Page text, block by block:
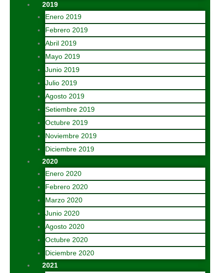
2019
Enero 2019
Febrero 2019
Abril 2019
Mayo 2019
Junio 2019
Julio 2019
Agosto 2019
Setiembre 2019
Octubre 2019
Noviembre 2019
Diciembre 2019
2020
Enero 2020
Febrero 2020
Marzo 2020
Junio 2020
Agosto 2020
Octubre 2020
Diciembre 2020
2021